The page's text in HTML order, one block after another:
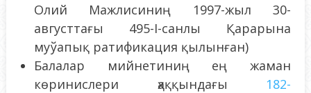
Олий Мажлисиниң 1997-жыл 30-
августтағы 495-I-санлы Қарарына
муўапық ратификация қылынған)
Балалар мийнетиниң ең жаман
көринислери ҳаққындағы 182-